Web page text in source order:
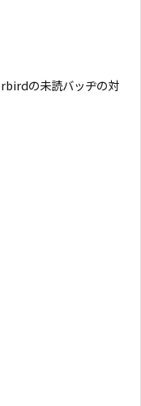
の未読バッヂの対